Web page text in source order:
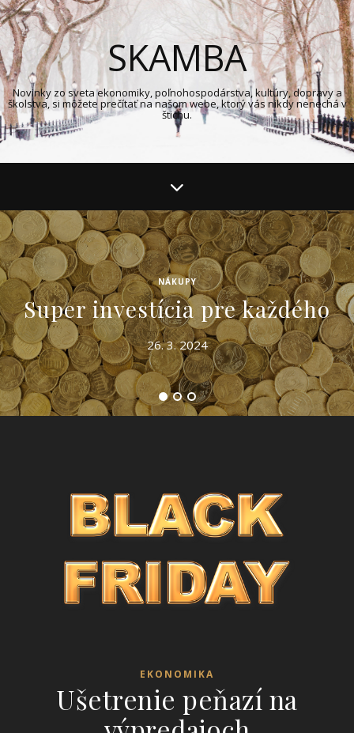
SKAMBA
Novinky zo sveta ekonomiky, poľnohospodárstva, kultúry, dopravy a
školstva, si môžete prečítať na našom webe, ktorý vás nikdy nenechá v
štichu.
NÁKUPY
Super investícia pre každého
26. 3. 2024
EKONOMIKA
Ušetrenie peňazí na